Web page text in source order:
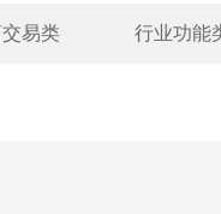
易类 行业功能